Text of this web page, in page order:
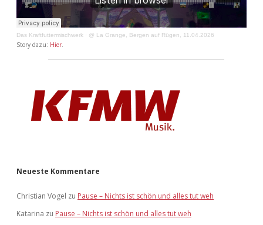
Das Kraftfuttermischwerk · @ La Grange, Bergen auf Rügen, 11.04.2026
Story dazu: Hier.
Neueste Kommentare
Christian Vogel zu Pause – Nichts ist schön und alles tut weh
Katarina zu Pause – Nichts ist schön und alles tut weh